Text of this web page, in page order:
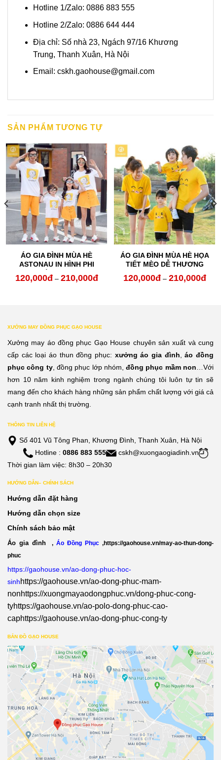
Hotline 1/Zalo: 0886 883 555
Hotline 2/Zalo: 0886 644 444
Địa chỉ: Số nhà 23, Ngách 97/16 Khương
Trung, Thanh Xuân, Hà Nội
Email: cskh.gaohouse@gmail.com
SẢN PHẨM TƯƠNG TỰ
ÁO GIA ĐÌNH MÙA HÈ
ASTONAU IN HÌNH PHI
HÀNH GIA
120,000đ – 210,000đKhoảng
210,000đ
ÁO GIA ĐÌNH MÙA HÈ HỌA
TIẾT MÈO DỄ THƯƠNG
120,000đ – 210,000đ
XƯỞNG MAY ĐỒNG PHỤC GẠO HOUSE
Xưởng may áo đồng phục Gạo House chuyên sản xuất và cung
cấp các loại áo thun đồng phục: xưởng áo gia đình,áo đồng
phục công ty, đồng phục lớp nhóm,đồng phục mầm non…Với
hơn 10 năm kinh nghiệm trong ngành chúng tôi luôn tự tin sẽ
mang đến cho khách hàng những sản phẩm chất lượng với giá cả
cạnh tranh nhất thị trường.
THÔNG TIN LIÊN HỆ
Số 401 Vũ Tông Phan, Khương Đình, Thanh Xuân, Hà Nội
Hotline : 0886 883 555
cskh@xuongaogiadinh.vn
Thời gian làm việc: 8h30 – 20h30
HƯỚNG DẪN– CHÍNH SÁCH
Hướng dẫn đặt hàng
Hướng dẫn chọn size
Chính sách bảo mật
Áo gia đình Áo Đồng Phục
https://gaohouse.vn/may-ao-thun-dong-
phuc
https://gaohouse.vn/ao-dong-phuc-hoc-
sinhhttps://gaohouse.vn/ao-dong-phuc-mam-
nonhttps://xuongmayaodongphuc.vn/dong-phuc-cong-
tyhttps://gaohouse.vn/ao-polo-dong-phuc-cao-
caphttps://gaohouse.vn/ao-dong-phuc-cong-ty
BẢN ĐỒ GẠO HOUSE